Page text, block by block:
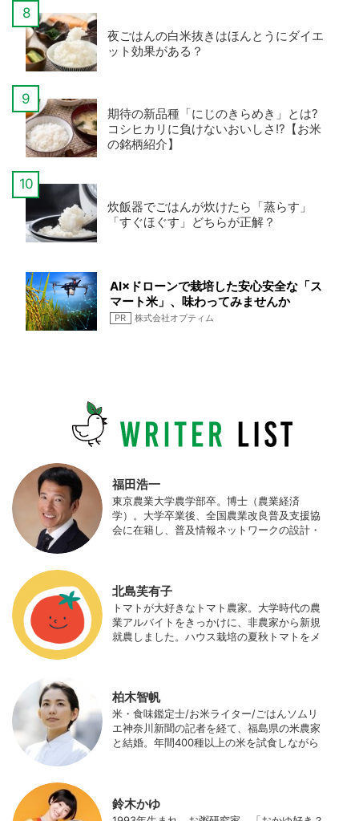
夜ごはんの白米抜きはほんとうにダイエ
ット効果がある？
期待の新品種「にじのきらめき」とは?
コシヒカリに負けないおいしさ!?【お米
の銘柄紹介】
炊飯器でごはんが炊けたら「蒸らす」
「すぐほぐす」どちらが正解？
AI×ドローンで栽培した安心安全な「ス
マート米」、味わってみませんか
PR 株式会社オプティム
福田浩一
東京農業大学農学部卒。博士（農業経済
学）。大学卒業後、全国農業改良普及支援協
会に在籍し、普及情報ネットワークの設計・
の実証試験や農産物輸出などに関わった。主
にスマート農業の実証試験やコンサルなどに
携わっている。 HP：http://www.ijas.co.jp/
北島芙有子
トマトが大好きなトマト農家。大学時代の農
業アルバイトをきっかけに、非農家から新規
就農しました。ハウス栽培の夏秋トマトをメ
柏木智帆
米・食味鑑定士/お米ライター/ごはんソムリ
エ神奈川新聞の記者を経て、福島県の米農家
と結婚。年間400種以上の米を試食しながら
食事やお弁当づくりを通して、食育にも目を
向けている。プロフィール写真 ©杉山晃造
鈴木かゆ